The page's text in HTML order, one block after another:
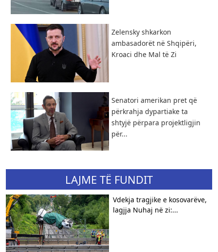
Zelensky shkarkon
ambasadorët në Shqipëri,
Kroaci dhe Mal të Zi
Senatori amerikan pret që
përkrahja dypartiake ta
shtyjë përpara projektligjin
për...
LAJME TË FUNDIT
Vdekja tragjike e kosovarëve,
lagjja Nuhaj në zi:...